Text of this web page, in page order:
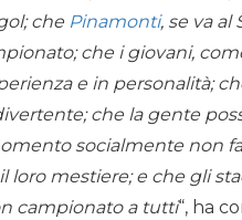
che Pinamonti, se va al
che i giovani,
e in personalità;
che la gente
socialmente non
loro mestiere; e che gli
campionato a tutti“, ha